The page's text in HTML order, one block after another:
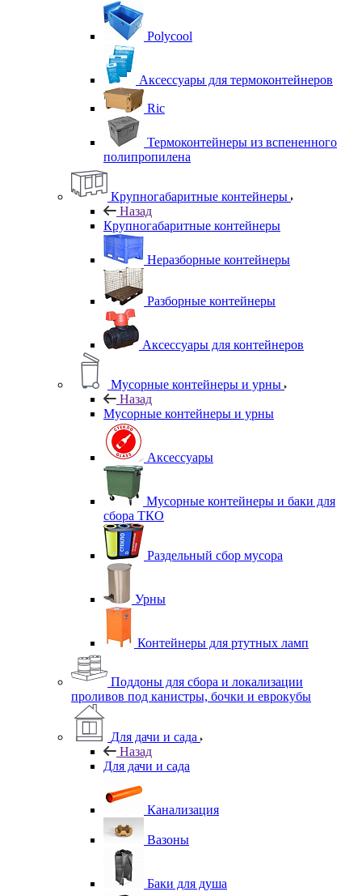
Polycool
Аксессуары для термоконтейнеров
Ric
Термоконтейнеры из вспененного
полипропилена
Крупногабаритные контейнеры
Назад
Крупногабаритные контейнеры
Неразборные контейнеры
Разборные контейнеры
Аксессуары для контейнеров
Мусорные контейнеры и урны
Назад
Мусорные контейнеры и урны
Аксессуары
Мусорные контейнеры и баки для
сбора ТКО
Раздельный сбор мусора
Урны
Контейнеры для ртутных ламп
Поддоны для сбора и локализации
проливов под канистры, бочки и еврокубы
Для дачи и сада
Назад
Для дачи и сада
Канализация
Вазоны
Баки для душа